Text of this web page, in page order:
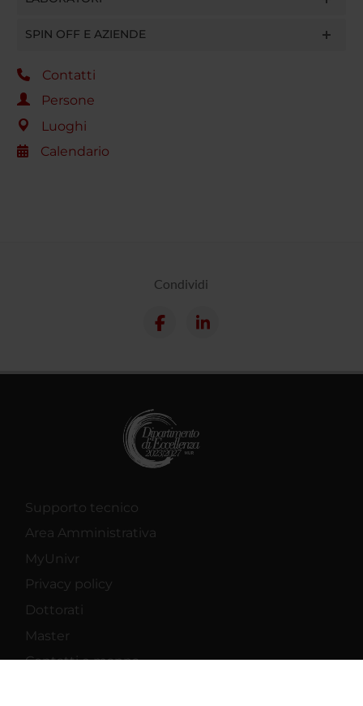
SPIN OFF E AZIENDE
Contatti
Persone
Luoghi
Calendario
Condividi
Supporto tecnico
Area Amministrativa
MyUnivr
Privacy policy
Dottorati
Master
Contatti e mappa